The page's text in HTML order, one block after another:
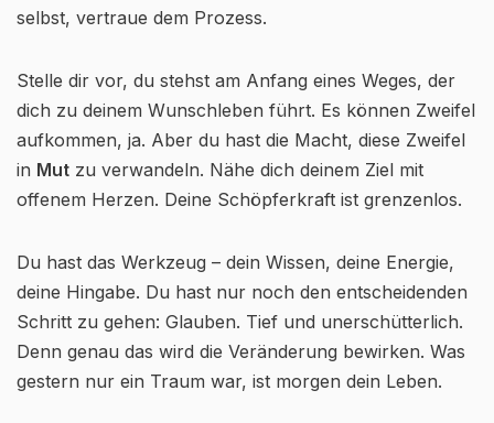
selbst, vertraue dem Prozess.
Stelle dir vor, du stehst am Anfang eines Weges, der
dich zu deinem Wunschleben führt. Es können Zweifel
aufkommen, ja. Aber du hast die Macht, diese Zweifel
in Mut zu verwandeln. Nähe dich deinem Ziel mit
offenem Herzen. Deine Schöpferkraft ist grenzenlos.
Du hast das Werkzeug – dein Wissen, deine Energie,
deine Hingabe. Du hast nur noch den entscheidenden
Schritt zu gehen: Glauben. Tief und unerschütterlich.
Denn genau das wird die Veränderung bewirken. Was
gestern nur ein Traum war, ist morgen dein Leben.